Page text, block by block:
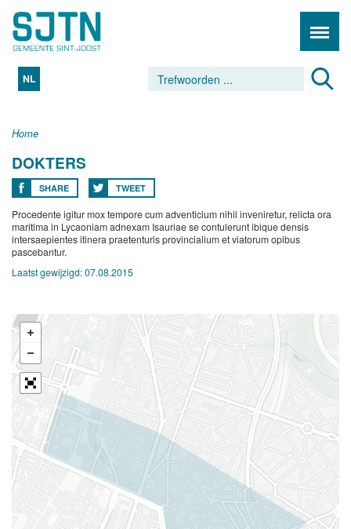
NL
Home
DOKTERS
SHARE TWEET
Procedente igitur mox tempore cum adventicium nihil inveniretur, relicta ora
maritima in Lycaoniam adnexam Isauriae se contulerunt ibique densis
intersaepientes itinera praetenturis provincialium et viatorum opibus
pascebantur.
Laatst gewijzigd:07.08.2015